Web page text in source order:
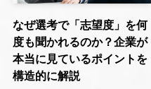
なぜ選考で「志望度」を何
度も聞かれるのか？企業が
本当に見ているポイントを
構造的に解説